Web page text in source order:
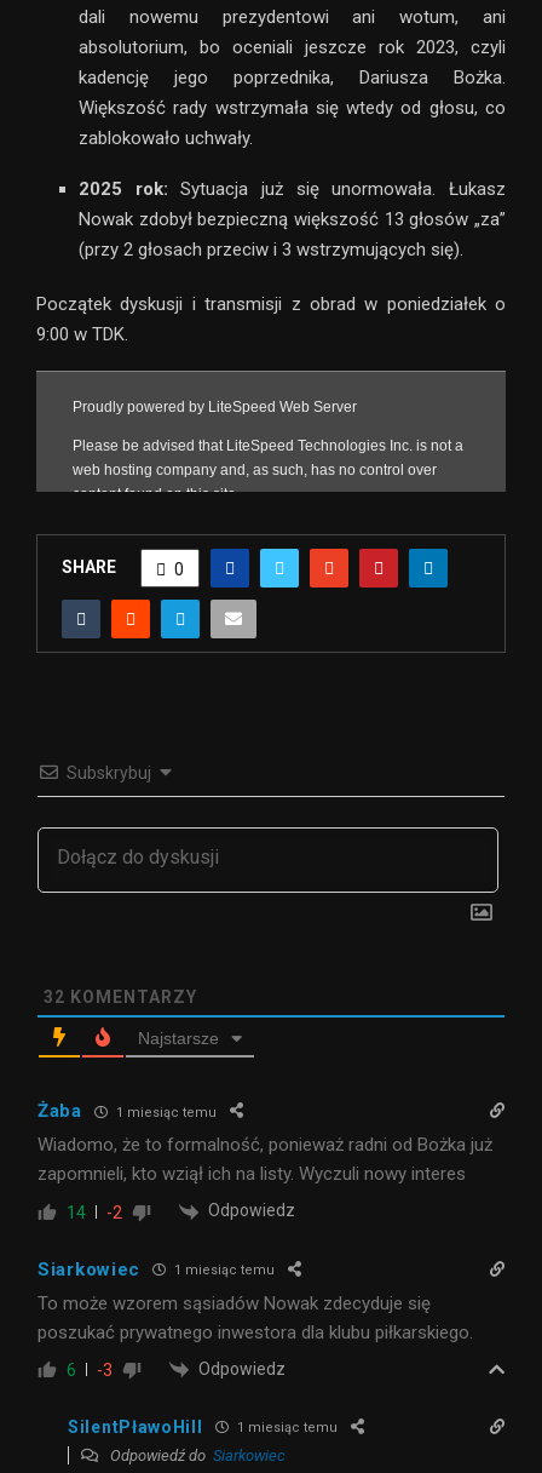
dali nowemu prezydentowi ani wotum, ani
absolutorium, bo oceniali jeszcze rok 2023, czyli
kadencję jego poprzednika, Dariusza Bożka.
Większość rady wstrzymała się wtedy od głosu, co
zablokowało uchwały.
2025 rok: Sytuacja już się unormowała. Łukasz
Nowak zdobył bezpieczną większość 13 głosów „za”
(przy 2 głosach przeciw i 3 wstrzymujących się).
Początek dyskusji i transmisji z obrad w poniedziałek o
9:00 w TDK.
SHARE 0
Subskrybuj
32 KOMENTARZY
Najstarsze
Żaba 1 miesiąc temu
Wiadomo, że to formalność, ponieważ radni od Bożka już
zapomnieli, kto wziął ich na listy. Wyczuli nowy interes
14 -2 Odpowiedz
Siarkowiec 1 miesiąc temu
To może wzorem sąsiadów Nowak zdecyduje się
poszukać prywatnego inwestora dla klubu piłkarskiego.
6 -3 Odpowiedz
SilentPławoHill 1 miesiąc temu
Odpowiedź do Siarkowiec